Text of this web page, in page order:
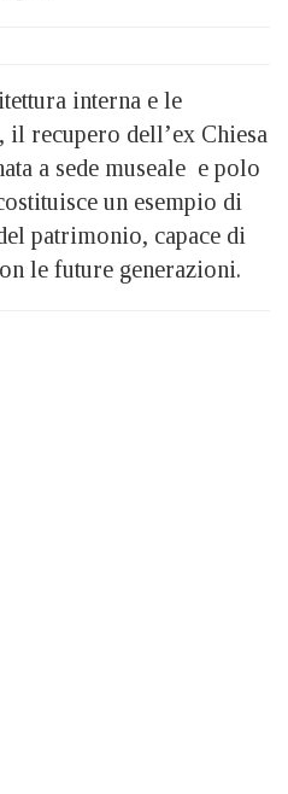
interna e le
il recupero dell’ex Chiesa
a sede museale e polo
un esempio di
patrimonio, capace di
le future generazioni.